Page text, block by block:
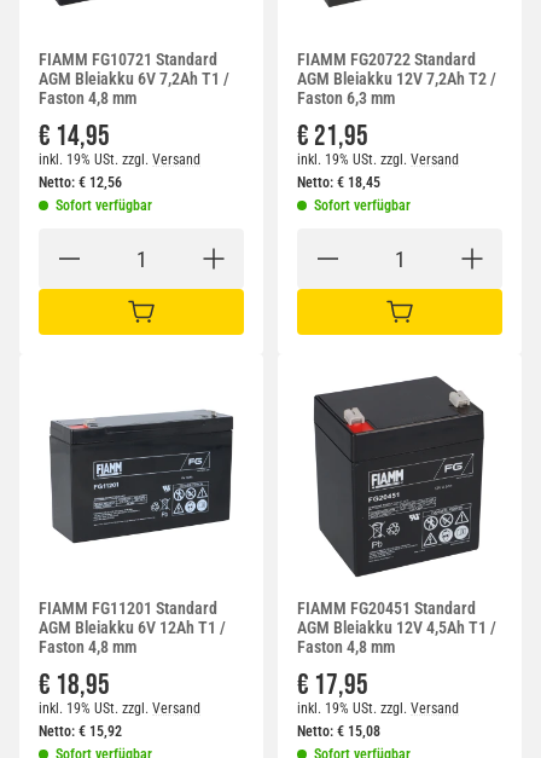
FIAMM FG10721 Standard
AGM Bleiakku 6V 7,2Ah T1 /
Faston 4,8 mm
€ 14,95
inkl. 19% USt. zzgl. Versand
Netto: € 12,56
Sofort verfügbar
IN DEN WARENKORB
FIAMM FG20722 Standard
AGM Bleiakku 12V 7,2Ah T2 /
Faston 6,3 mm
€ 21,95
inkl. 19% USt. zzgl. Versand
Netto: € 18,45
Sofort verfügbar
IN DEN WARENKORB
FIAMM FG11201 Standard
AGM Bleiakku 6V 12Ah T1 /
Faston 4,8 mm
€ 18,95
inkl. 19% USt. zzgl. Versand
Netto: € 15,92
Sofort verfügbar
FIAMM FG20451 Standard
AGM Bleiakku 12V 4,5Ah T1 /
Faston 4,8 mm
€ 17,95
inkl. 19% USt. zzgl. Versand
Netto: € 15,08
Sofort verfügbar